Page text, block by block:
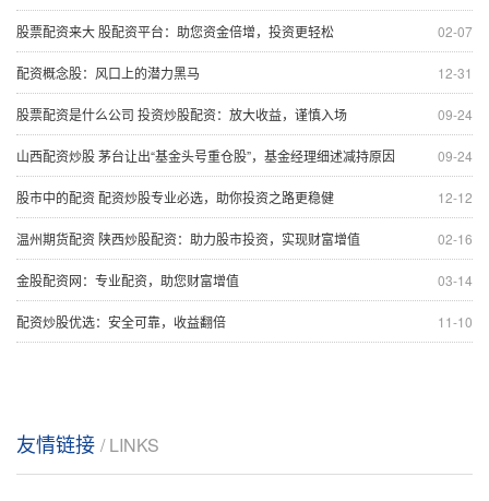
02-07
股票配资来大 股配资平台：助您资金倍增，投资更轻松
12-31
配资概念股：风口上的潜力黑马
09-24
股票配资是什么公司 投资炒股配资：放大收益，谨慎入场
09-24
山西配资炒股 茅台让出“基金头号重仓股”，基金经理细述减持原因
12-12
股市中的配资 配资炒股专业必选，助你投资之路更稳健
02-16
温州期货配资 陕西炒股配资：助力股市投资，实现财富增值
03-14
金股配资网：专业配资，助您财富增值
11-10
配资炒股优选：安全可靠，收益翻倍
友情链接 / LINKS